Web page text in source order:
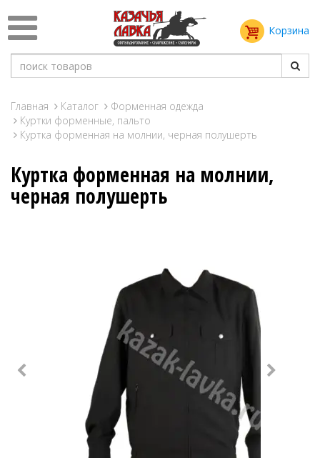
Корзина
Главная Каталог
Форменная одежда
Куртки форменные, пальто
Куртка форменная на молнии, черная полушерть
Куртка форменная на молнии,
черная полушерть